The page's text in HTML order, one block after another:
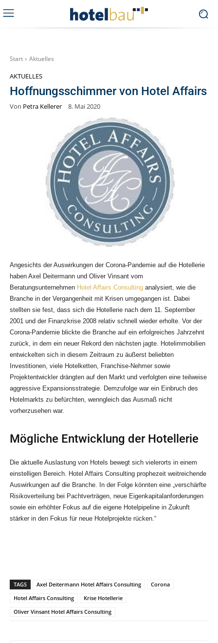
Start Aktuelles
AKTUELLES
Hoffnungsschimmer von Hotel Affairs
Von Petra Kellerer 8. Mai 2020
Angesichts der Auswirkungen der Corona-Pandemie auf die Hotellerie
haben Axel Deitermann und Oliver Vinsant vom
Beratungsunternehmen Hotel Affairs Consulting analysiert, wie die
Branche in der Vergangenheit mit Krisen umgegangen ist. Dabei
stellten sie fest, dass sich die Hotellerie nach dem 11. September
2001 und der Finanzkrise 2008 relativ schnell wieder erholte. Vor der
Corona-Pandemie blickte die Branche auf ein erfolgreiches Jahrzehnt
zurück, in dem ein neuer Rekord den nächsten jagte. Hotelimmobilien
entwickelten sich in diesem Zeitraum zu äußerst beliebten
Investitionen, viele Hotelketten, Franchise-Nehmer sowie
Projektentwickler drängten auf den Markt und verfolgten eine teilweise
aggressive Expansionsstrategie. Demzufolge war ein Einbruch des
Hotelmarkts zu befürchten, wenngleich das Ausmaß nicht
vorherzusehen war.
Mögliche Entwicklung der Hotellerie
Die aktuelle Auslastung von Hotels bewegt sich vielerorts in einem
einstelligen Bereich. Hotel Affairs Consulting prophezeit weitreichende
Auswirkungen auf die Branche. In der Folge könnten eine „verschärfte
Risikoverteilung bei Pachtverträgen, neue Eigenkapitalanforderungen
sowie ein erhöhter Fokus auf die eigene Hotelpipeline in Zukunft
stärker in den Fokus für neue Hotelprojekte rücken.“
TAGS Axel Deitermann Hotel Affairs Consulting
Corona
Hotel Affairs Consulting
Krise Hotellerie
Oliver Vinsant Hotel Affairs Consulting